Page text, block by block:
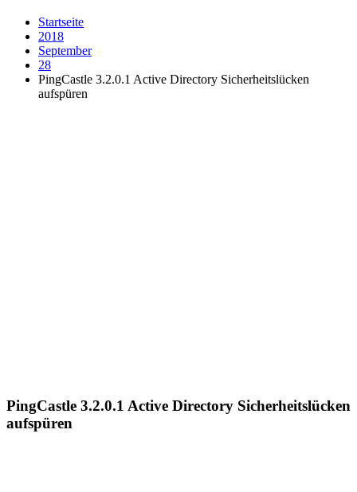
Startseite
2018
September
28
PingCastle 3.2.0.1 Active Directory Sicherheitslücken
aufspüren
PingCastle 3.2.0.1 Active Directory Sicherheitslücken
aufspüren